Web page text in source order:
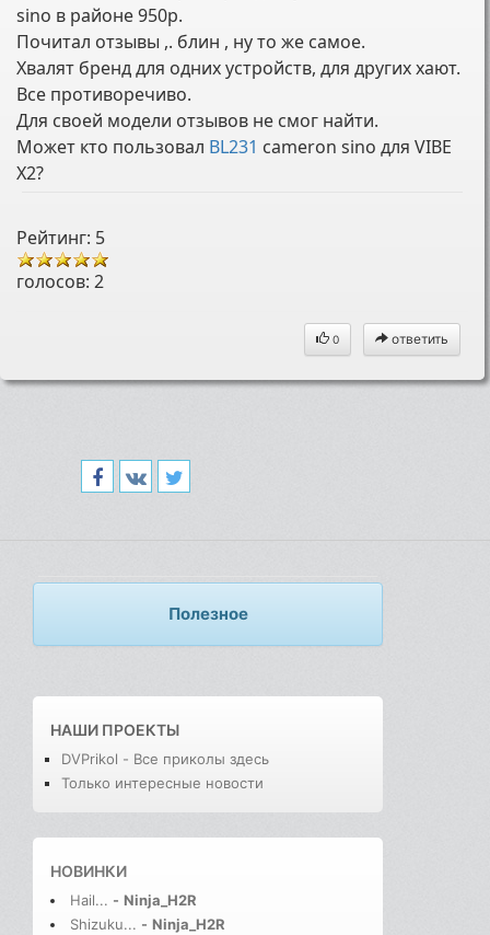
sino в районе 950р.
Почитал отзывы ,. блин , ну то же самое.
Хвалят бренд для одних устройств, для других хают.
Все противоречиво.
Для своей модели отзывов не смог найти.
Может кто пользовал BL231 cameron sino для VIBE
X2?
Рейтинг: 5
голосов:2
0 ответить
Полезное
НАШИ ПРОЕКТЫ
DVPrikol - Все приколы здесь
Только интересные новости
НОВИНКИ
Hail... - Ninja_H2R
Shizuku... - Ninja_H2R